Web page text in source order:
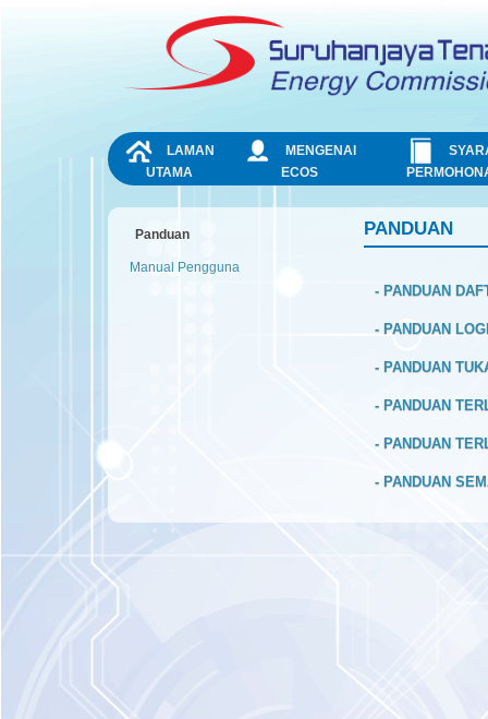
NAVIGATION
LAMAN
UTAMA
MENGENAI
ECOS
Panduan
Manual Pengguna
PANDUAN
- PANDUAN
- PANDUAN
- PANDUAN
- PANDUAN
- PANDUAN
- PANDUAN